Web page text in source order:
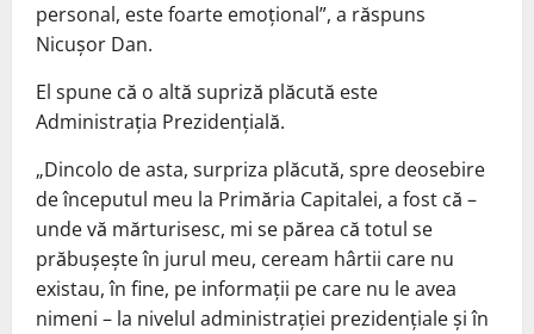
personal, este foarte emoțional”, a răspuns
Nicușor Dan.
El spune că o altă supriză plăcută este
Administrația Prezidențială.
„Dincolo de asta, surpriza plăcută, spre deosebire
de începutul meu la Primăria Capitalei, a fost că –
unde vă mărturisesc, mi se părea că totul se
prăbușește în jurul meu, ceream hârtii care nu
existau, în fine, pe informații pe care nu le avea
nimeni – la nivelul administrației prezidențiale și în